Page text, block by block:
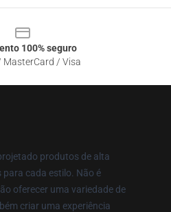
100% seguro
MasterCard / Visa
produtos de alta
para cada estilo. Não é
oferecer uma variedade de
criar uma experiência